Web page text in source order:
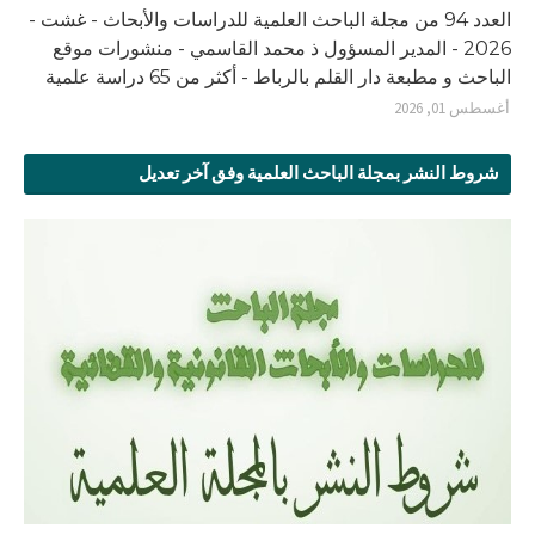
العدد 94 من مجلة الباحث العلمية للدراسات والأبحاث - غشت -
2026 - المدير المسؤول ذ محمد القاسمي - منشورات موقع
الباحث و مطبعة دار القلم بالرباط - أكثر من 65 دراسة علمية
أغسطس 01, 2026
شروط النشر بمجلة الباحث العلمية وفق آخر تعديل